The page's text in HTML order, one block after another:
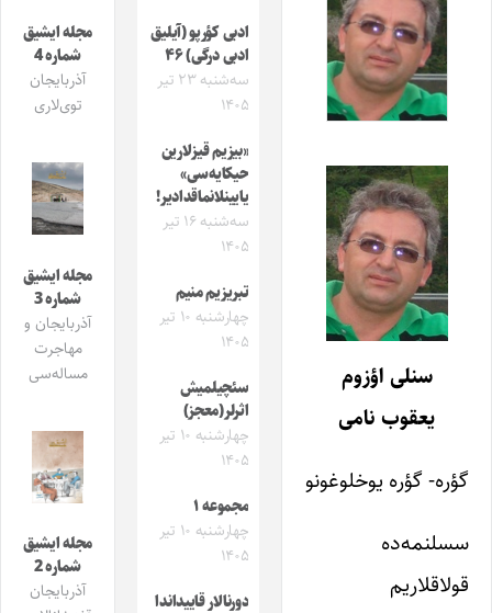
سنلی اؤزوم
یعقوب نامی
گؤره- گؤره یوخلوغونو
سسلنمه‌ده
قولاقلاریم
ادبی کؤرپو (آیلیق
ادبی درگی) ۴۶
سه‌شنبه ۲۳ تیر
۱۴۰۵
«بیزیم قیزلارین
حیکایه‌سی»
یایینلانماقدادیر!
سه‌شنبه ۱۶ تیر
۱۴۰۵
تبریزیم منیم
چهارشنبه ۱۰ تیر
۱۴۰۵
سئچیلمیش
اثرلر(معجز)
چهارشنبه ۱۰ تیر
۱۴۰۵
مجموعه ۱
چهارشنبه ۱۰ تیر
۱۴۰۵
دورنالار قاییداندا
مجله ایشیق
شماره 4
آذربایجان
توی‌لاری
مجله ایشیق
شماره 3
آذربایجان و
مهاجرت
مساله‌سی
مجله ایشیق
شماره 2
آذربایجان